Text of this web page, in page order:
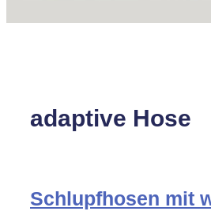
adaptive Hose
Schlupfhosen mit